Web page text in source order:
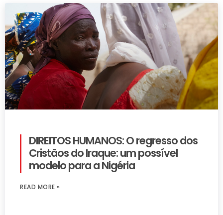
DIREITOS HUMANOS: O regresso dos
Cristãos do Iraque: um possível
modelo para a Nigéria
READ MORE »